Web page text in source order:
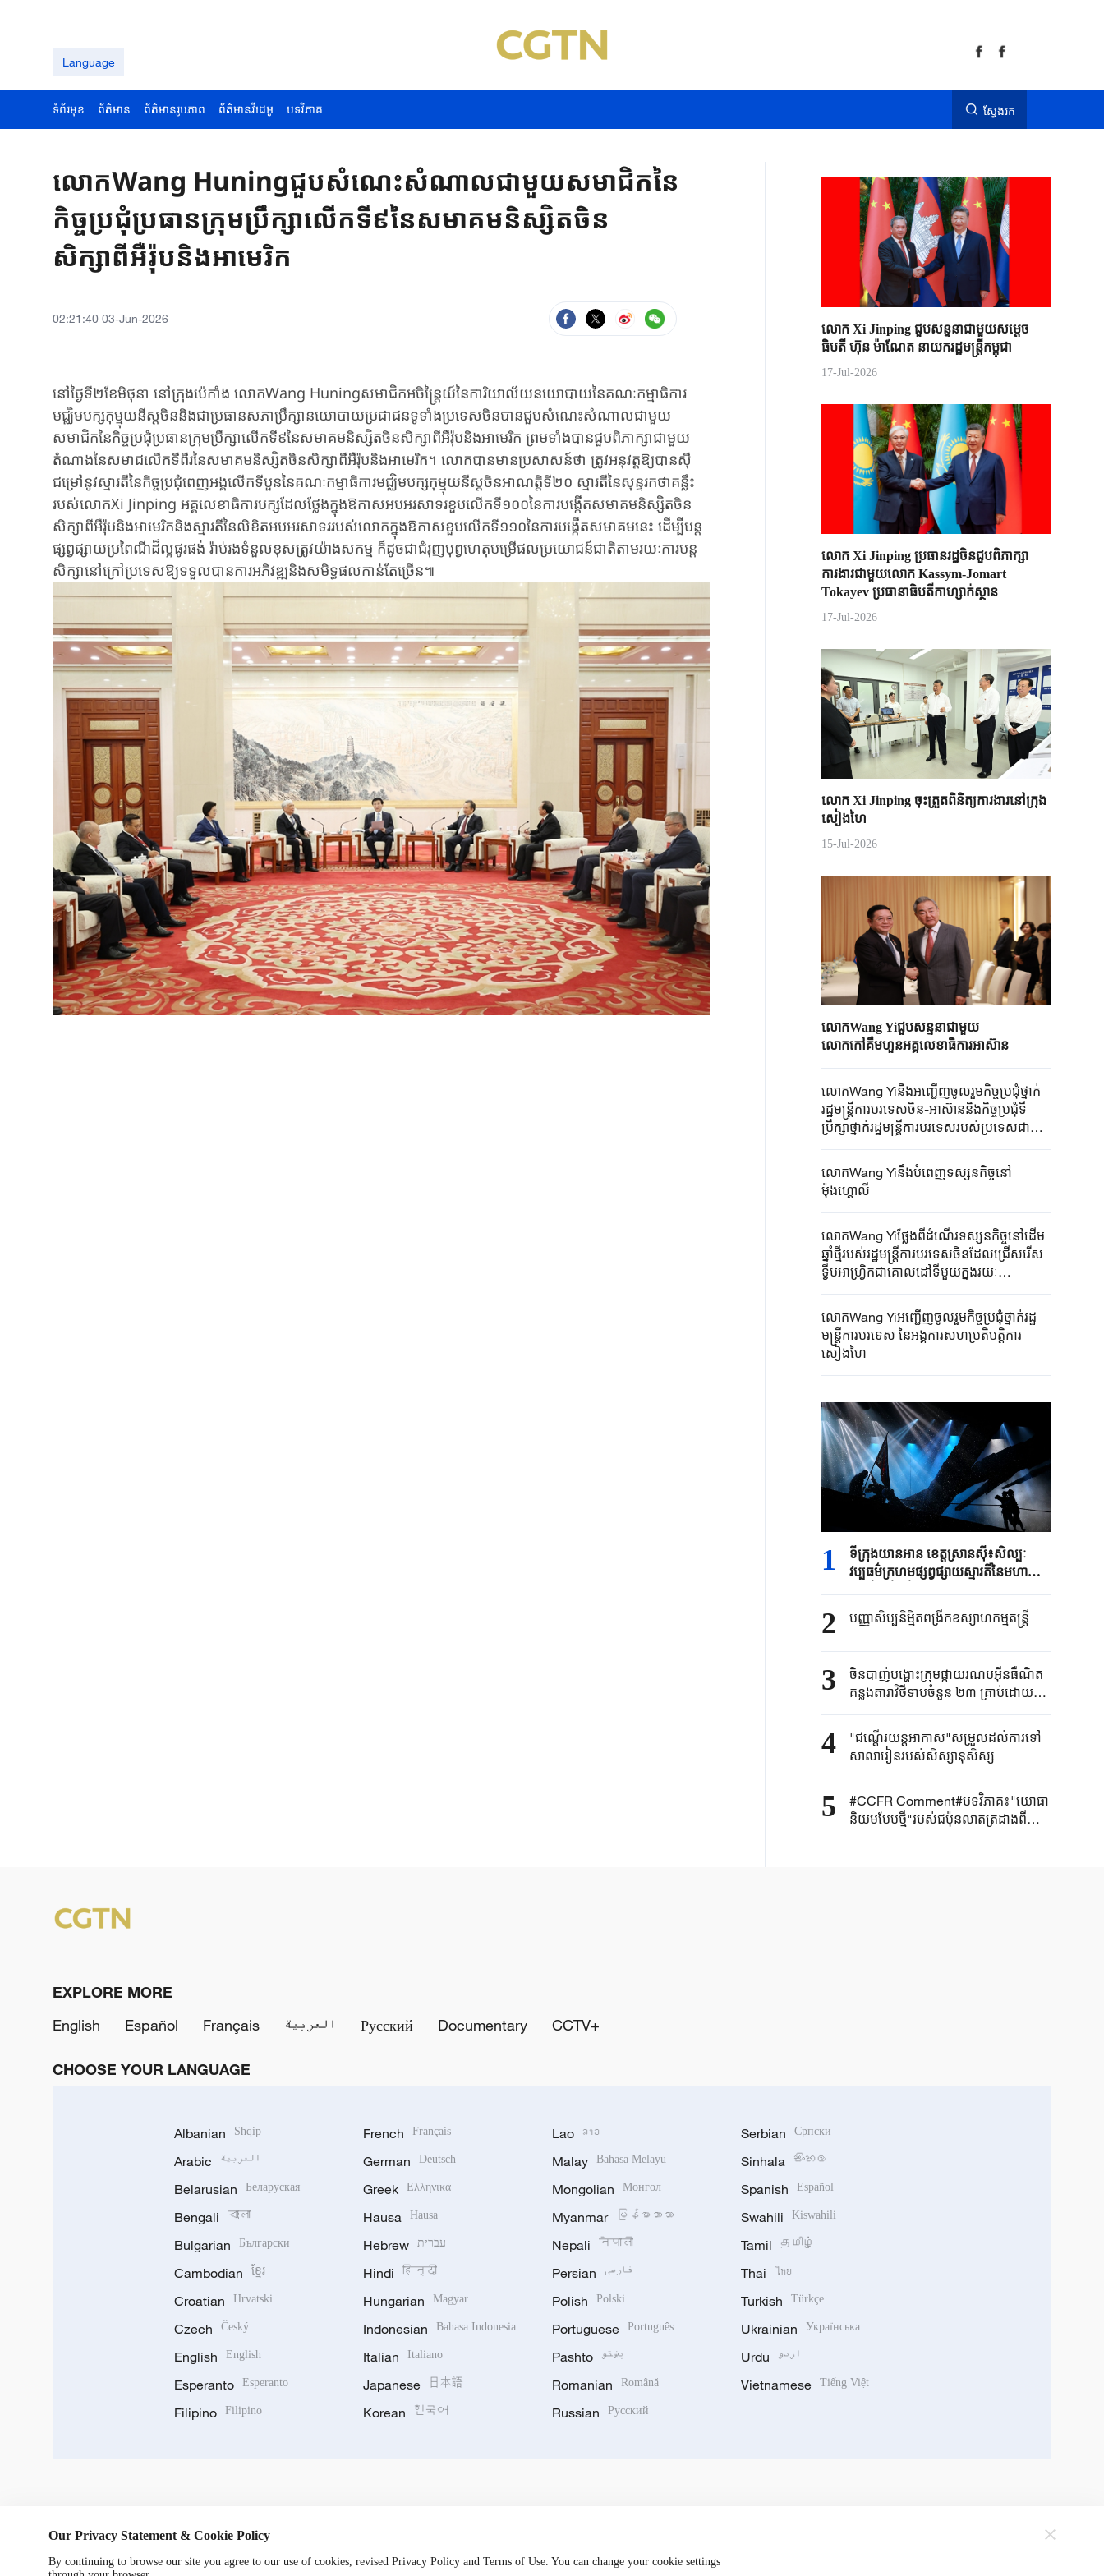
Language
ទំព័រមុខ ព័ត៌មាន ព័ត៌មានរូបភាព ព័ត៌មានវីដេអូ បទវិភាគ ស្វែងរក
លោកWang Huningជួបសំណេះសំណាលជាមួយសមាជិកនៃ
កិច្ចប្រជុំប្រធានក្រុមប្រឹក្សាលើកទី៩នៃសមាគមនិស្សិតចិន
សិក្សាពីអឺរ៉ុបនិងអាមេរិក
02:21:40 03-Jun-2026
នៅ​ថ្ងៃ​ទី​២​ខែ​មិថុនា នៅ​ក្រុង​ប៉េកាំង លោកWang Huning​សមាជិក​អចិន្ត្រៃយ៍​នៃ​កា​រិយា​ល័យ​នយោបាយ​នៃគណៈកម្មាធិការ​
មជ្ឈិម​បក្ស​កុម្មុយនីស្ត​ចិន​និងជាប្រធាន​សភា​ប្រឹក្សាន​យោ​បាយ​ប្រជាជនទូទាំង​ប្រទេស​ចិន​បាន​ជួប​សំណេះ​សំណាល​ជាមួយ
សមាជិក​នៃ​កិច្ច​ប្រជុំ​ប្រធាន​ក្រុម​ប្រឹក្សា​លើកទី៩​នៃ​សមាគម​និស្សិត​ចិន​សិក្សា​ពី​អឺរ៉ុប​និង​អាមេរិក​ ព្រម​ទាំង​បាន​ជួប​ពិភាក្សា​ជាមួយ​
តំណាង​នៃសមាជ​លើកទីពីរ​នៃ​សមាគម​និស្សិត​ចិន​សិក្សា​ពី​អឺរ៉ុប​និង​អាមេរិក។ លោកបានមានប្រសាសន៍ថា ត្រូវ​អនុវត្តឱ្យបានស៊ី​
ជម្រៅ​នូវស្មារតី​នៃកិច្ច​ប្រជុំ​ពេញអង្គលើកទីបួន​នៃគណៈកម្មាធិការមជ្ឈិម​បក្ស​កុម្មុយនីស្ត​ចិន​អាណត្តិ​ទី​២០ ស្មារតី​នៃ​សុន្ទរកថាគន្លឹះ​
របស់លោក​Xi Jinping អគ្គលេខាធិការ​បក្ស​ដែល​ថ្លែង​ក្នុងឱកាស​អបអរ​សា​ទរ​ខួប​លើក​ទី១០០នៃការបង្កើតសមាគមនិស្សិត​ចិន​
សិក្សា​ពី​អឺរ៉ុប​និង​អាមេរិក​និង​ស្មារតី​នៃ​លិ​ខិត​អបអរ​សាទរ​របស់លោកក្នុងឱកាសខួបលើកទី១១០​នៃការបង្កើតសមាគមនេះ ដើម្បី​ប​ន្ត​
ផ្សព្វ​ផ្សាយ​ប្រពៃណីដ៏ល្អផូរ​ផង់ រ៉ាប់​រង​ទំនួល​ខុសត្រូវយ៉ាងសកម្ម ក៏​ដូចជា​ជំរុញ​បុព្វ​ហេតុ​បម្រើ​ផល​ប្រ​យោ​ជ​ន៍​ជាតិ​តាមរយៈការបន្ត​
សិក្សានៅក្រៅប្រទេសឱ្យ​ទទួល​បាន​ការអភិវឌ្ឍ​និង​សមិទ្ធ​ផលកាន់​តែ​ច្រើន​៕
លោក Xi Jinping ជួបសន្ទនាជាមួយសម្តេច
ធិបតី ហ៊ុន ម៉ាណែត នាយករដ្ឋមន្ត្រីកម្ពុជា
17-Jul-2026
លោក Xi Jinping ប្រធានរដ្ឋចិន​ជួបពិភាក្សា​
ការងារជាមួយ​លោក Kassym-Jomart ​
Tokayev ​ប្រធានាធិបតី​កាហ្សាក់ស្ថាន​
17-Jul-2026
លោក Xi Jinping ចុះត្រួតពិនិត្យការងារនៅក្រុង
សៀងហៃ
15-Jul-2026
លោកWang Yiជួបសន្ទនាជាមួយ
លោកកៅគឹមហួនអគ្គលេខាធិការអាស៊ាន
លោកWang Yiនឹងអញ្ជើញចូលរួមកិច្ចប្រជុំថ្នាក់
រដ្ឋមន្ត្រីការបរទេសចិន-អាស៊ាននិងកិច្ចប្រជុំទី
ប្រឹក្សាថ្នាក់រដ្ឋមន្ត្រីការបរទេសរបស់ប្រទេសជា
សមាជិកនៃអង្គការសហប្រតិបត្តិការសៀងហៃព្រម
ទាំងបំពេញទស្សនកិច្ចនៅកៀហ្ស៊ីស្ថាន
លោកWang Yiនឹងបំពេញទស្សនកិច្ចនៅ
ម៉ុងហ្គោលី
លោកWang Yiថ្លែងពីដំណើរទស្សនកិច្ចនៅដើម
ឆ្នាំថ្មីរបស់រដ្ឋមន្ត្រីការបរទេសចិនដែលជ្រើសរើស
ទ្វីបអាហ្វ្រិកជាគោលដៅទីមួយក្នុងរយៈ
ពេល៣៦ឆ្នាំជាប់ៗគ្នា
លោកWang Yiអញ្ជើញចូលរួមកិច្ចប្រជុំថ្នាក់រដ្ឋ
មន្ត្រីការបរទេស នៃអង្គការសហប្រតិបត្តិការ
សៀងហៃ
1
ទីក្រុង​យានអាន ​ខេត្តស្រានស៊ី៖​សិល្បៈ
វប្បធម៌ក្រហម​ផ្សព្វផ្សាយស្មារតីនៃ​មហា
2 បញ្ញាសិប្បនិម្មិត​ពង្រីក​​ឧស្សាហកម្ម​តន្ត្រី​
3
ចិនបាញ់បង្ហោះ​ក្រុម​ផ្កាយរណប​​អ៊ីនធឺណិត​
គន្លងតារាវិថីទាប​ចំនួន ២៣ គ្រាប់ដោយ​
ជោគជ័យ​
4
"ជណ្តើរយន្ត​អាកាស"​សម្រួលដល់ការទៅ​
សាលារៀន​របស់​សិស្សានុសិស្ស​​
5
#CCFR Comment#បទវិភាគ៖"យោធា
និយមបែបថ្មី"របស់ជប៉ុនលាតត្រដាងពី
EXPLORE MORE
English
Español Français العربية Русский Documentary CCTV+
CHOOSE YOUR LANGUAGE
Albanian Shqip
Arabic العربية
Belarusian Беларуская
Bengali বাংলা
Bulgarian Български
Cambodian ខ្មែរ
Croatian Hrvatski
Czech Český
English English
Esperanto Esperanto
Filipino Filipino
French Français
German Deutsch
Greek Ελληνικά
Hausa Hausa
Hebrew עברית
Hindi हिन्दी
Hungarian Magyar
Indonesian Bahasa Indonesia
Italian Italiano
Japanese 日本語
Korean 한국어
Lao ລາວ
Malay Bahasa Melayu
Mongolian Монгол
Myanmar မြန်မာဘာသာ
Nepali नेपाली
Persian فارسی
Polish Polski
Portuguese Português
Pashto پښتو
Romanian Română
Russian Русский
Serbian Српски
Sinhala සිංහල
Spanish Español
Swahili Kiswahili
Tamil தமிழ்
Thai ไทย
Turkish Türkçe
Ukrainian Українська
Urdu اردو
Vietnamese Tiếng Việt
Our Privacy Statement & Cookie Policy
By continuing to browse our site you agree to our use of cookies, revised Privacy Policy and Terms of Use. You can change your cookie settings